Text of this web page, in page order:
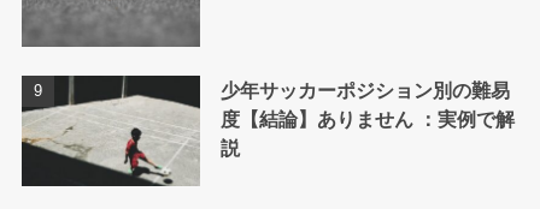
少年サッカーポジション別の難易
度【結論】ありません ：実例で解
説